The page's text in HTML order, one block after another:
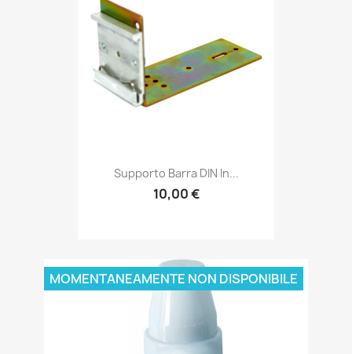
Supporto Barra DIN In...
10,00 €
MOMENTANEAMENTE NON DISPONIBILE